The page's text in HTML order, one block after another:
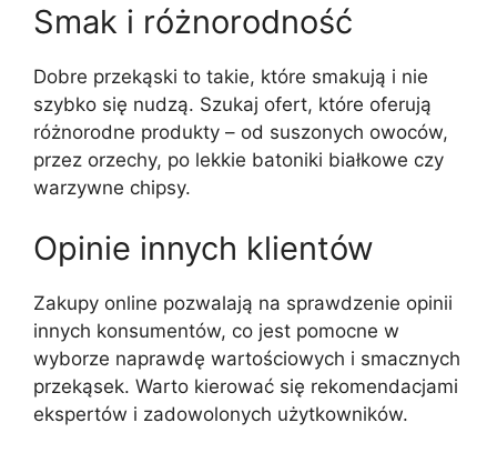
Smak i różnorodność
Dobre przekąski to takie, które smakują i nie
szybko się nudzą. Szukaj ofert, które oferują
różnorodne produkty – od suszonych owoców,
przez orzechy, po lekkie batoniki białkowe czy
warzywne chipsy.
Opinie innych klientów
Zakupy online pozwalają na sprawdzenie opinii
innych konsumentów, co jest pomocne w
wyborze naprawdę wartościowych i smacznych
przekąsek. Warto kierować się rekomendacjami
ekspertów i zadowolonych użytkowników.